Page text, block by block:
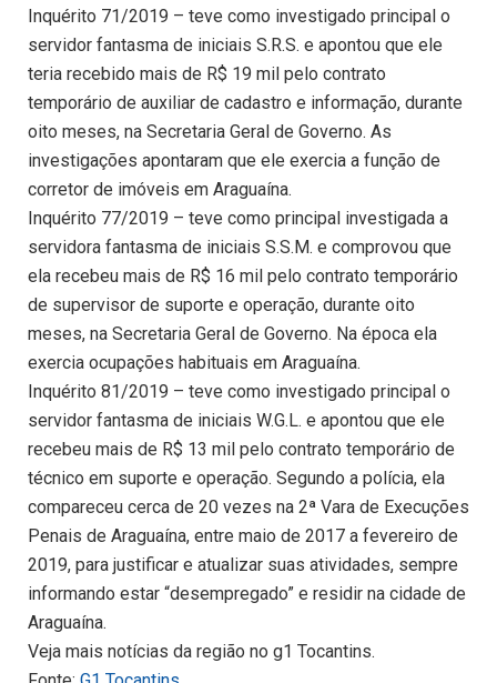
Inquérito 71/2019 – teve como investigado principal o
servidor fantasma de iniciais S.R.S. e apontou que ele
teria recebido mais de R$ 19 mil pelo contrato
temporário de auxiliar de cadastro e informação, durante
oito meses, na Secretaria Geral de Governo. As
investigações apontaram que ele exercia a função de
corretor de imóveis em Araguaína.
Inquérito 77/2019 – teve como principal investigada a
servidora fantasma de iniciais S.S.M. e comprovou que
ela recebeu mais de R$ 16 mil pelo contrato temporário
de supervisor de suporte e operação, durante oito
meses, na Secretaria Geral de Governo. Na época ela
exercia ocupações habituais em Araguaína.
Inquérito 81/2019 – teve como investigado principal o
servidor fantasma de iniciais W.G.L. e apontou que ele
recebeu mais de R$ 13 mil pelo contrato temporário de
técnico em suporte e operação. Segundo a polícia, ela
compareceu cerca de 20 vezes na 2ª Vara de Execuções
Penais de Araguaína, entre maio de 2017 a fevereiro de
2019, para justificar e atualizar suas atividades, sempre
informando estar “desempregado” e residir na cidade de
Araguaína.
Veja mais notícias da região no g1 Tocantins.